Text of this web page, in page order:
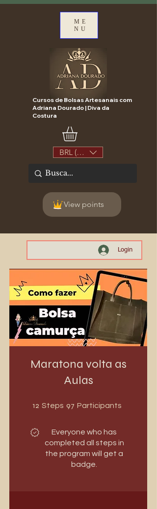
ME
NU
Cursos de Bolsas Artesanais com
Adriana Dourado | Diva da
Costura
BRL (R$)
View points
Login
Maratona volta as
Aulas
12 Steps 12 Steps
97 Participants
Everyone who has
completed all steps in
the program will get a
badge.